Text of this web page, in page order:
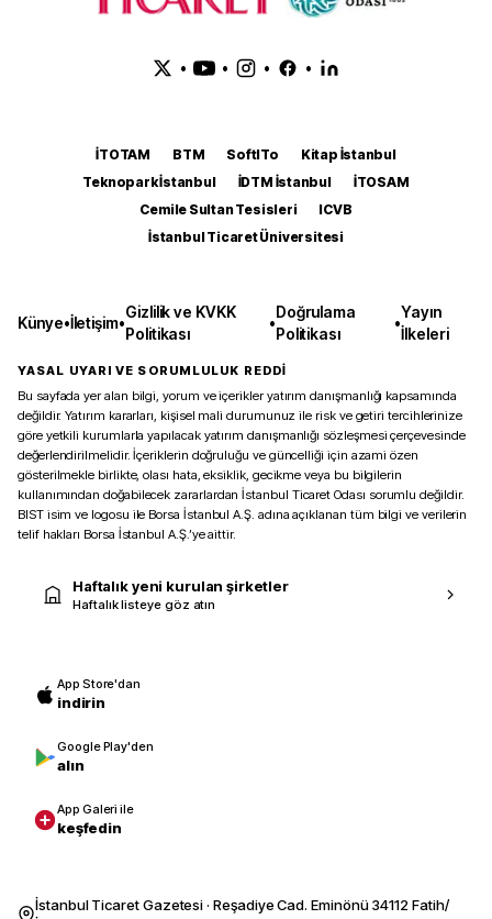
• • • •
İTOTAM BTM SoftITo
Kitap İstanbul
Teknopark İstanbul
İDTM İstanbul
İTOSAM
Cemile Sultan Tesisleri
ICVB
İstanbul Ticaret Üniversitesi
Künye•İletişim•
Gizlilik ve KVKK
Politikası
•
Doğrulama
Politikası
•
Yayın
İlkeleri
YASAL UYARI VE SORUMLULUK REDDİ
Bu sayfada yer alan bilgi, yorum ve içerikler yatırım danışmanlığı kapsamında
değildir. Yatırım kararları, kişisel mali durumunuz ile risk ve getiri tercihlerinize
göre yetkili kurumlarla yapılacak yatırım danışmanlığı sözleşmesi çerçevesinde
değerlendirilmelidir. İçeriklerin doğruluğu ve güncelliği için azami özen
gösterilmekle birlikte, olası hata, eksiklik, gecikme veya bu bilgilerin
kullanımından doğabilecek zararlardan İstanbul Ticaret Odası sorumlu değildir.
BIST isim ve logosu ile Borsa İstanbul A.Ş. adına açıklanan tüm bilgi ve verilerin
telif hakları Borsa İstanbul A.Ş.’ye aittir.
Haftalık yeni kurulan şirketler
Haftalık listeye göz atın
App Store'dan
indirin
Google Play'den
alın
App Galeri ile
keşfedin
İstanbul Ticaret Gazetesi · Reşadiye Cad. Eminönü 34112 Fatih/